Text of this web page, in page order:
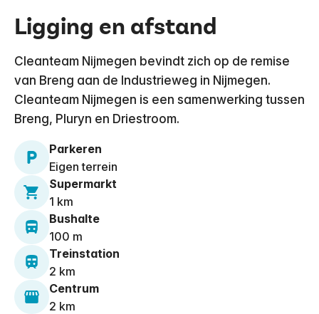
Ligging en afstand
Cleanteam Nijmegen bevindt zich op de remise
van Breng aan de Industrieweg in Nijmegen.
Cleanteam Nijmegen is een samenwerking tussen
Breng, Pluryn en Driestroom.
Parkeren
Eigen terrein
Supermarkt
1 km
Bushalte
100 m
Treinstation
2 km
Centrum
2 km